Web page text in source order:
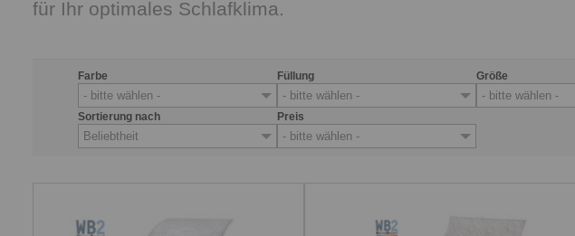
für Ihr optimales Schlafklima.
Farbe
- bitte wählen -
Füllung
- bitte wählen -
Größe
- bitte wählen -
Sortierung nach
Beliebtheit
Preis
- bitte wählen -